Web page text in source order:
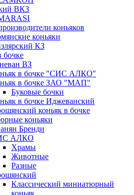
ВКЗ
коньяков
коньяки
КЗ
бочке
ВЗ
в бочке "СИС АЛКО"
в бочке ЗАО "МАП"
Буковые бочки
в бочке Иджеванский
коньяк в бочке
коньяки
Бренди
АЛКО
Храмы
Животные
Разные
Классический миниатюрный
коньяк